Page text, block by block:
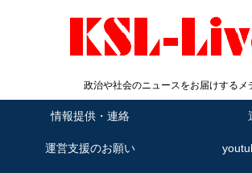
政治や社会のニュースをお届けするメ
情報提供・連絡
運営支援のお願い